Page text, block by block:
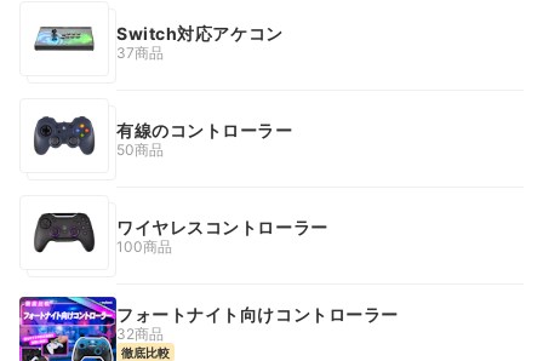
Switch対応アケコン
37商品
有線のコントローラー
50商品
ワイヤレスコントローラー
100商品
フォートナイト向けコントローラー
32商品
徹底比較